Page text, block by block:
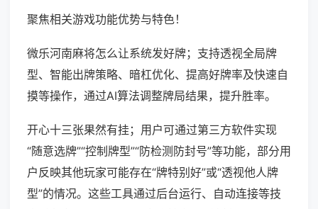
聚焦相关游戏功能优势与特色！
微乐河南麻将怎么让系统发好牌；支持透视全局牌
型、智能出牌策略、暗杠优化、提高好牌率及快速自
摸等操作，通过AI算法调整牌局结果，提升胜率。
开心十三张果然有挂；用户可通过第三方软件实现
“随意选牌”“控制牌型”“防检测防封号”等功能，部分用
户反映其他玩家可能存在“牌特别好”或“透视他人牌
型”的情况。这些工具通过后台运行、自动连接等技